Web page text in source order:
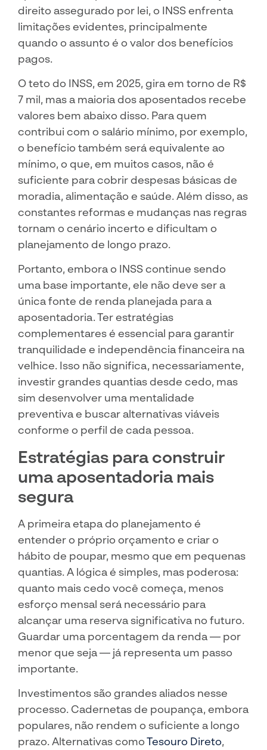
direito assegurado por lei, o INSS enfrenta
limitações evidentes, principalmente
quando o assunto é o valor dos benefícios
pagos.
O teto do INSS, em 2025, gira em torno de R$
7 mil, mas a maioria dos aposentados recebe
valores bem abaixo disso. Para quem
contribui com o salário mínimo, por exemplo,
o benefício também será equivalente ao
mínimo, o que, em muitos casos, não é
suficiente para cobrir despesas básicas de
moradia, alimentação e saúde. Além disso, as
constantes reformas e mudanças nas regras
tornam o cenário incerto e dificultam o
planejamento de longo prazo.
Portanto, embora o INSS continue sendo
uma base importante, ele não deve ser a
única fonte de renda planejada para a
aposentadoria. Ter estratégias
complementares é essencial para garantir
tranquilidade e independência financeira na
velhice. Isso não significa, necessariamente,
investir grandes quantias desde cedo, mas
sim desenvolver uma mentalidade
preventiva e buscar alternativas viáveis
conforme o perfil de cada pessoa.
Estratégias para construir
uma aposentadoria mais
segura
A primeira etapa do planejamento é
entender o próprio orçamento e criar o
hábito de poupar, mesmo que em pequenas
quantias. A lógica é simples, mas poderosa:
quanto mais cedo você começa, menos
esforço mensal será necessário para
alcançar uma reserva significativa no futuro.
Guardar uma porcentagem da renda — por
menor que seja — já representa um passo
importante.
Investimentos são grandes aliados nesse
processo. Cadernetas de poupança, embora
populares, não rendem o suficiente a longo
prazo. Alternativas comoTesouro Direto,